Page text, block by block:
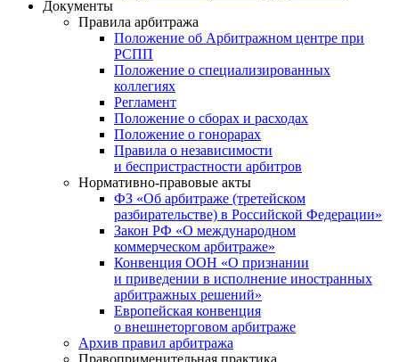
Документы
Правила арбитража
Положение об Арбитражном центре при
РСПП
Положение о специализированных
коллегиях
Регламент
Положение о сборах и расходах
Положение о гонорарах
Правила о независимости
и беспристрастности арбитров
Нормативно-правовые акты
ФЗ «Об арбитраже (третейском
разбирательстве) в Российской Федерации»
Закон РФ «О международном
коммерческом арбитраже»
Конвенция ООН «О признании
и приведении в исполнение иностранных
арбитражных решений»
Европейская конвенция
о внешнеторговом арбитраже
Архив правил арбитража
Правоприменительная практика